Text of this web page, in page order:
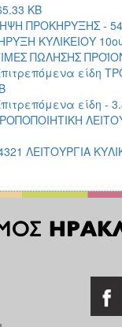
KB
ΠΡΟΚΗΡΥΞΗΣ -
ΚΥΛΙΚΕΙΟΥ
ΠΩΛΗΣΗΣ
είδη
είδη -
ΛΕΙΤΟΥΡΓΙΑ